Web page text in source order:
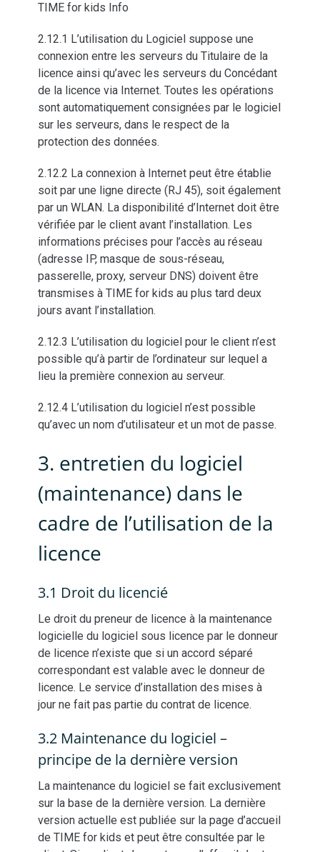
TIME for kids Info
2.12.1 L’utilisation du Logiciel suppose une
connexion entre les serveurs du Titulaire de la
licence ainsi qu’avec les serveurs du Concédant
de la licence via Internet. Toutes les opérations
sont automatiquement consignées par le logiciel
sur les serveurs, dans le respect de la
protection des données.
2.12.2 La connexion à Internet peut être établie
soit par une ligne directe (RJ 45), soit également
par un WLAN. La disponibilité d’Internet doit être
vérifiée par le client avant l’installation. Les
informations précises pour l’accès au réseau
(adresse IP, masque de sous-réseau,
passerelle, proxy, serveur DNS) doivent être
transmises à TIME for kids au plus tard deux
jours avant l’installation.
2.12.3 L’utilisation du logiciel pour le client n’est
possible qu’à partir de l’ordinateur sur lequel a
lieu la première connexion au serveur.
2.12.4 L’utilisation du logiciel n’est possible
qu’avec un nom d’utilisateur et un mot de passe.
3. entretien du logiciel
(maintenance) dans le
cadre de l’utilisation de la
licence
3.1 Droit du licencié
Le droit du preneur de licence à la maintenance
logicielle du logiciel sous licence par le donneur
de licence n’existe que si un accord séparé
correspondant est valable avec le donneur de
licence. Le service d’installation des mises à
jour ne fait pas partie du contrat de licence.
3.2 Maintenance du logiciel –
principe de la dernière version
La maintenance du logiciel se fait exclusivement
sur la base de la dernière version. La dernière
version actuelle est publiée sur la page d’accueil
de TIME for kids et peut être consultée par le